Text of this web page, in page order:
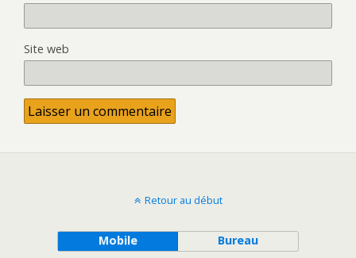
Site web
Retour au début
Mobile Bureau